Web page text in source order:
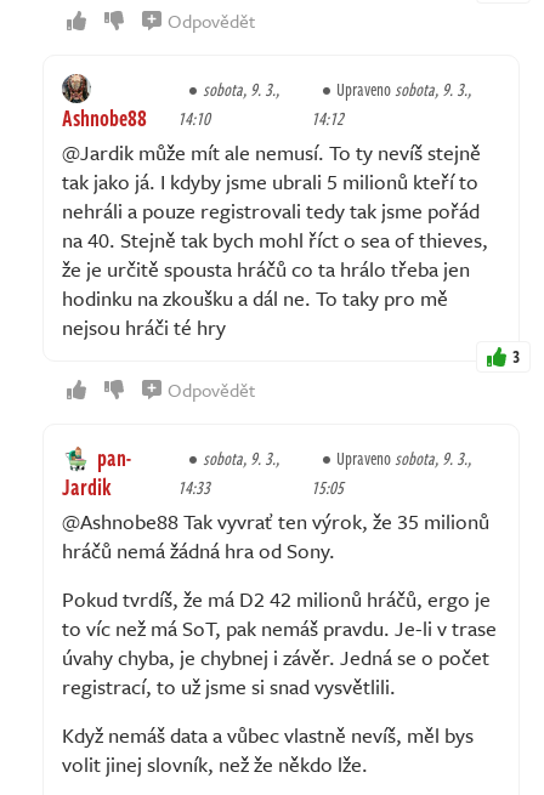
Odpovědět
Ashnobe88
sobota, 9. 3.,
14:10
Upravenosobota, 9. 3.,
14:12
@Jardik může mít ale nemusí. To ty nevíš stejně
tak jako já. I kdyby jsme ubrali 5 milionů kteří to
nehráli a pouze registrovali tedy tak jsme pořád
na 40. Stejně tak bych mohl říct o sea of thieves,
že je určitě spousta hráčů co ta hrálo třeba jen
hodinku na zkoušku a dál ne. To taky pro mě
nejsou hráči té hry
3
Odpovědět
pan-
Jardik
sobota, 9. 3.,
14:33
Upravenosobota, 9. 3.,
15:05
@Ashnobe88 Tak vyvrať ten výrok, že 35 milionů
hráčů nemá žádná hra od Sony.
Pokud tvrdíš, že má D2 42 milionů hráčů, ergo je
to víc než má SoT, pak nemáš pravdu. Je-li v trase
úvahy chyba, je chybnej i závěr. Jedná se o počet
registrací, to už jsme si snad vysvětlili.
Když nemáš data a vůbec vlastně nevíš, měl bys
volit jinej slovník, než že někdo lže.